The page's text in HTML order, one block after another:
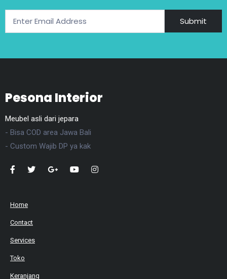
Submit
Pesona Interior
Meubel asli dari jepara
- Bisa COD area Jawa Bali
- Custom Wajib DP ya kak
Home
Contact
Services
Toko
Keranjang